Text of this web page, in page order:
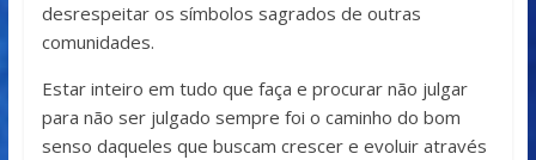
desrespeitar os símbolos sagrados de outras
comunidades.
Estar inteiro em tudo que faça e procurar não julgar
para não ser julgado sempre foi o caminho do bom
senso daqueles que buscam crescer e evoluir através